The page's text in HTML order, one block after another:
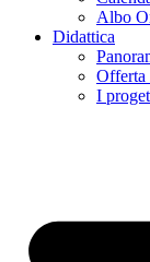
Albo
Didattica
Offerta
I